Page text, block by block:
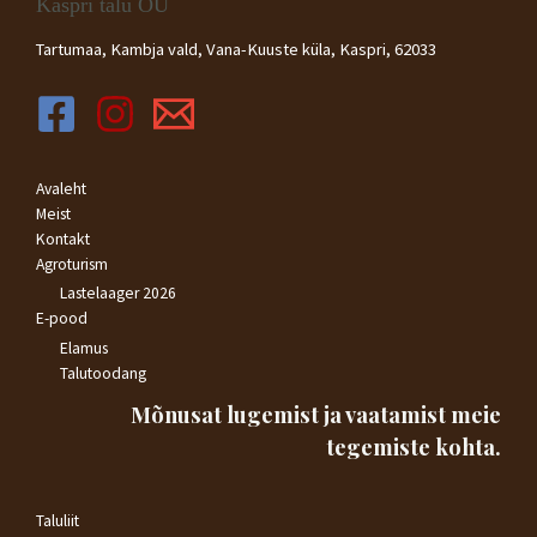
a
5
Tartumaa, Kambja vald, Vana-Kuuste küla, Kaspri, 62033
Avaleht
Meist
Kontakt
Agroturism
Lastelaager 2026
E-pood
Elamus
Talutoodang
Mõnusat lugemist ja vaatamist meie
tegemiste kohta.
Taluliit